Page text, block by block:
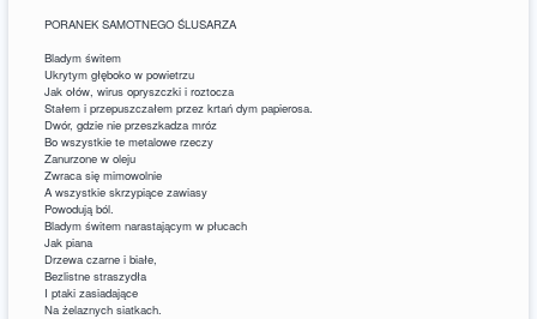
PORANEK SAMOTNEGO ŚLUSARZA
Bladym świtem
Ukrytym głęboko w powietrzu
Jak ołów, wirus opryszczki i roztocza
Stałem i przepuszczałem przez krtań dym papierosa.
Dwór, gdzie nie przeszkadza mróz
Bo wszystkie te metalowe rzeczy
Zanurzone w oleju
Zwraca się mimowolnie
A wszystkie skrzypiące zawiasy
Powodują ból.
Bladym świtem narastającym w płucach
Jak piana
Drzewa czarne i białe,
Bezlistne straszydła
I ptaki zasiadające
Na żelaznych siatkach.